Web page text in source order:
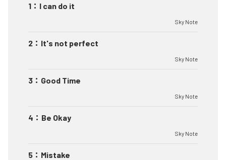
1 ： I can do it
Sky Note
2 ： It's not perfect
Sky Note
3 ： Good Time
Sky Note
4 ： Be Okay
Sky Note
5 ： Mistake